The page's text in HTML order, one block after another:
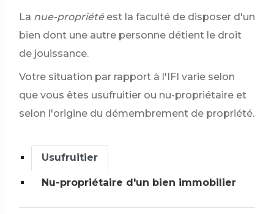
La nue-propriété est la faculté de disposer d'un
bien dont une autre personne détient le droit
de jouissance.
Votre situation par rapport à l'IFI varie selon
que vous êtes usufruitier ou nu-propriétaire et
selon l'origine du démembrement de propriété.
Usufruitier
Nu-propriétaire d'un bien immobilier